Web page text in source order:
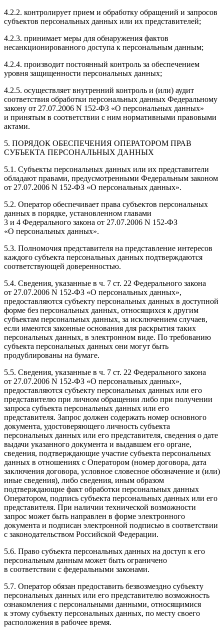
4.2.2. контролирует прием и обработку обращений и запросов
субъектов персональных данных или их представителей;
4.2.3. принимает меры для обнаружения фактов
несанкционированного доступа к персональным данным;
4.2.4. производит постоянный контроль за обеспечением
уровня защищенности персональных данных;
4.2.5. осуществляет внутренний контроль и (или) аудит
соответствия обработки персональных данных Федеральному
закону от 27.07.2006 N 152-ФЗ «О персональных данных»
и принятым в соответствии с ним нормативными правовыми
актами.
5. ПОРЯДОК ОБЕСПЕЧЕНИЯ ОПЕРАТОРОМ ПРАВ
СУБЪЕКТА ПЕРСОНАЛЬНЫХ ДАННЫХ
5.1. Субъекты персональных данных или их представители
обладают правами, предусмотренными Федеральным законом
от 27.07.2006 N 152-ФЗ «О персональных данных».
5.2. Оператор обеспечивает права субъектов персональных
данных в порядке, установленном главами
3 и 4 Федерального закона от 27.07.2006 N 152-ФЗ
«О персональных данных».
5.3. Полномочия представителя на представление интересов
каждого субъекта персональных данных подтверждаются
соответствующей доверенностью.
5.4. Сведения, указанные в ч. 7 ст. 22 Федерального закона
от 27.07.2006 N 152-ФЗ «О персональных данных»,
предоставляются субъекту персональных данных в доступной
форме без персональных данных, относящихся к другим
субъектам персональных данных, за исключением случаев,
если имеются законные основания для раскрытия таких
персональных данных, в электронном виде. По требованию
субъекта персональных данных они могут быть
продублированы на бумаге.
5.5. Сведения, указанные в ч. 7 ст. 22 Федерального закона
от 27.07.2006 N 152-ФЗ «О персональных данных»,
предоставляются субъекту персональных данных или его
представителю при личном обращении либо при получении
запроса субъекта персональных данных или его
представителя. Запрос должен содержать номер основного
документа, удостоверяющего личность субъекта
персональных данных или его представителя, сведения о дате
выдачи указанного документа и выдавшем его органе,
сведения, подтверждающие участие субъекта персональных
данных в отношениях с Оператором (номер договора, дата
заключения договора, условное словесное обозначение и (или)
иные сведения), либо сведения, иным образом
подтверждающие факт обработки персональных данных
Оператором, подпись субъекта персональных данных или его
представителя. При наличии технической возможности
запрос может быть направлен в форме электронного
документа и подписан электронной подписью в соответствии
с законодательством Российской Федерации.
5.6. Право субъекта персональных данных на доступ к его
персональным данным может быть ограничено
в соответствии с федеральными законами.
5.7. Оператор обязан предоставить безвозмездно субъекту
персональных данных или его представителю возможность
ознакомления с персональными данными, относящимися
к этому субъекту персональных данных, по месту своего
расположения в рабочее время.